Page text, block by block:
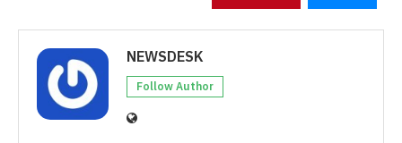
NEWSDESK
Follow Author